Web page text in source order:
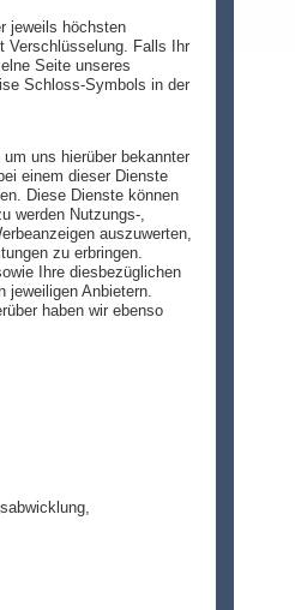
jeweils höchsten
Verschlüsselung. Falls Ihr
Seite unseres
Schloss-Symbols in der
uns hierüber bekannter
einem dieser Dienste
Diese Dienste können
werden Nutzungs-,
auszuwerten,
zu erbringen.
Ihre diesbezüglichen
jeweiligen Anbietern.
haben wir ebenso